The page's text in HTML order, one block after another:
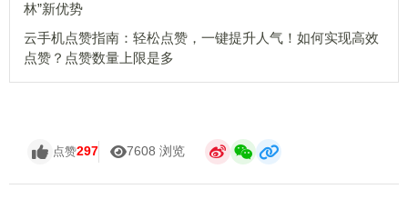
林”新优势
云手机点赞指南：轻松点赞，一键提升人气！如何实现高效
点赞？点赞数量上限是多
点赞297 7608 浏览